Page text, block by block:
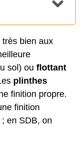
très bien aux
sol) ou flottant
plinthes
finition propre.
finition
en SDB, on